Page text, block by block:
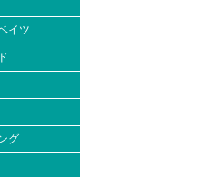
イツ
グ